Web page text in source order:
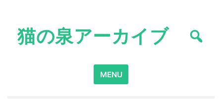
content猫の泉アーカイブ
Search
for:
MENU